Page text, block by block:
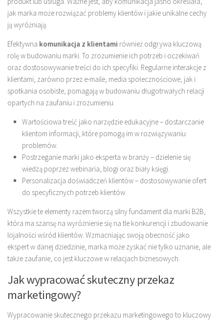
jak marka może rozwiązać problemy klientów i jakie unikalne cechy
ją wyróżniają.
Efektywna komunikacja z klientami również odgrywa kluczową
rolę w budowaniu marki. To zrozumienie ich potrzeb i oczekiwań
oraz dostosowywanie treści do ich specyfiki. Regularne interakcje z
klientami, zarówno przez e-maile, media społecznościowe, jak i
spotkania osobiste, pomagają w budowaniu długotrwałych relacji
opartych na zaufaniu i zrozumieniu.
Wartościowa treść jako narzędzie edukacyjne – dostarczanie
klientom informacji, które pomogą im w rozwiązywaniu
problemów.
Postrzeganie marki jako eksperta w branży – dzielenie się
wiedzą poprzez webinaria, blogi oraz biały księgi.
Personalizacja doświadczeń klientów – dostosowywanie ofert
do specyficznych potrzeb klientów.
Wszystkie te elementy razem tworzą silny fundament dla marki B2B,
która ma szansę na wyróżnienie się na tle konkurencji i zbudowanie
lojalności wśród klientów. Wzmacniając swoją obecność jako
ekspert w danej dziedzinie, marka może zyskać nie tylko uznanie, ale
także zaufanie, co jest kluczowe w relacjach biznesowych.
Jak wypracować skuteczny przekaz
marketingowy?
Wypracowanie skutecznego przekazu marketingowego to kluczowy